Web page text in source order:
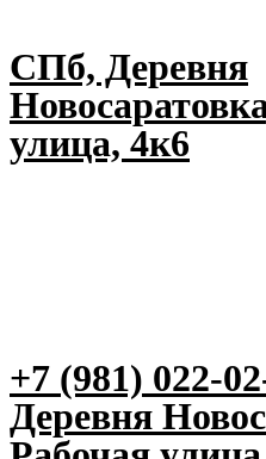
СПб, Деревня
улица, 4к6
+7 (981) 022-
Деревня